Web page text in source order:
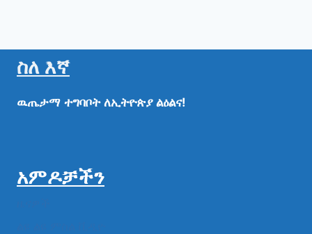
ስለ እኛ
ዉጤታማ ተግባቦት ለኢትዮጵያ ልዕልና!
አምዶቻችን